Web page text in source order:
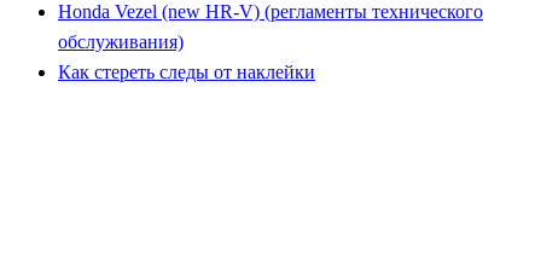
Honda Vezel (new HR-V) (регламенты технического
обслуживания)
Как стереть следы от наклейки